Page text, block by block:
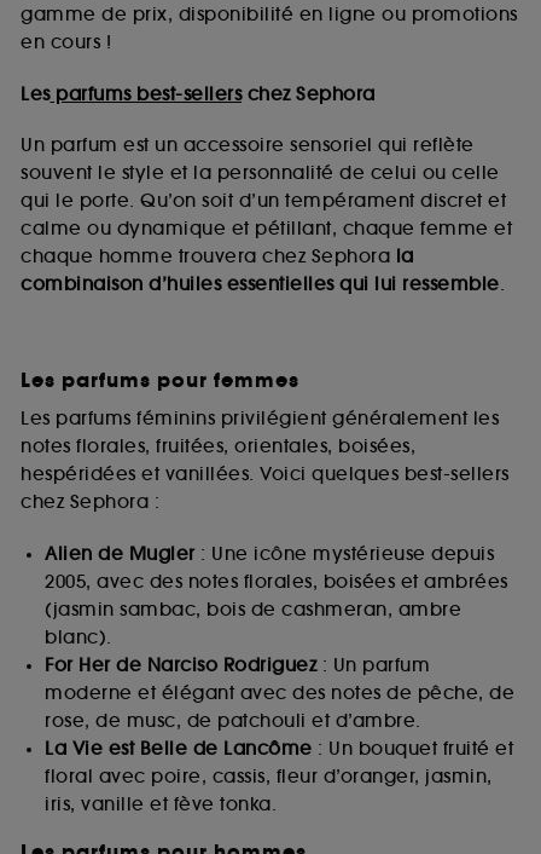
gamme de prix, disponibilité en ligne ou promotions
en cours !
Lesparfums best-sellerschez Sephora
Un parfum est un accessoire sensoriel qui reflète
souvent le style et la personnalité de celui ou celle
qui le porte. Qu’on soit d’un tempérament discret et
calme ou dynamique et pétillant, chaque femme et
chaque homme trouvera chez Sephora la
combinaison d’huiles essentielles qui lui ressemble.
Les parfums pour femmes
Les parfums féminins privilégient généralement les
notes florales, fruitées, orientales, boisées,
hespéridées et vanillées. Voici quelques best-sellers
chez Sephora :
Alien de Mugler: Une icône mystérieuse depuis
2005, avec des notes florales, boisées et ambrées
(jasmin sambac, bois de cashmeran, ambre
blanc).
For Her de Narciso Rodriguez: Un parfum
moderne et élégant avec des notes de pêche, de
rose, de musc, de patchouli et d’ambre.
La Vie est Belle de Lancôme : Un bouquet fruité et
floral avec poire, cassis, fleur d’oranger, jasmin,
iris, vanille et fève tonka.